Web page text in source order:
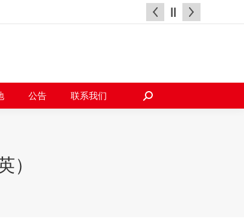
公告 联系我们
搜
）
社工园地 公告 联系我们
搜